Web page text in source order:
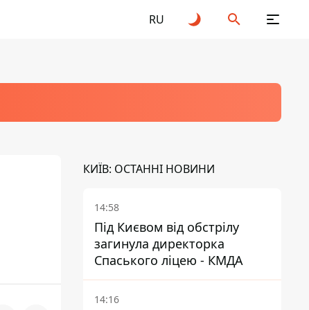
RU
КИЇВ: ОСТАННІ НОВИНИ
14:58
Під Києвом від обстрілу
загинула директорка
Спаського ліцею - КМДА
14:16